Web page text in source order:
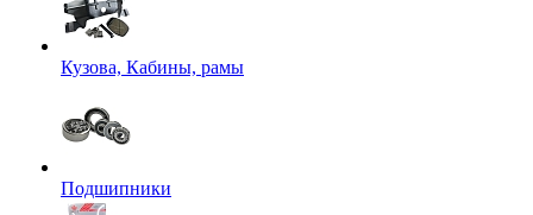
Кузова, Кабины, рамы
Подшипники